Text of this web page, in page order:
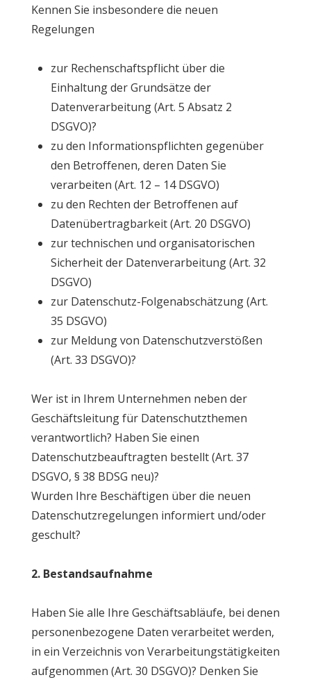
Kennen Sie insbesondere die neuen
Regelungen
zur Rechenschaftspflicht über die
Einhaltung der Grundsätze der
Datenverarbeitung (Art. 5 Absatz 2
DSGVO)?
zu den Informationspflichten gegenüber
den Betroffenen, deren Daten Sie
verarbeiten (Art. 12 – 14 DSGVO)
zu den Rechten der Betroffenen auf
Datenübertragbarkeit (Art. 20 DSGVO)
zur technischen und organisatorischen
Sicherheit der Datenverarbeitung (Art. 32
DSGVO)
zur Datenschutz-Folgenabschätzung (Art.
35 DSGVO)
zur Meldung von Datenschutzverstößen
(Art. 33 DSGVO)?
Wer ist in Ihrem Unternehmen neben der
Geschäftsleitung für Datenschutzthemen
verantwortlich? Haben Sie einen
Datenschutzbeauftragten bestellt (Art. 37
DSGVO, § 38 BDSG neu)?
Wurden Ihre Beschäftigen über die neuen
Datenschutzregelungen informiert und/oder
geschult?
2. Bestandsaufnahme
Haben Sie alle Ihre Geschäftsabläufe, bei denen
personenbezogene Daten verarbeitet werden,
in ein Verzeichnis von Verarbeitungstätigkeiten
aufgenommen (Art. 30 DSGVO)? Denken Sie